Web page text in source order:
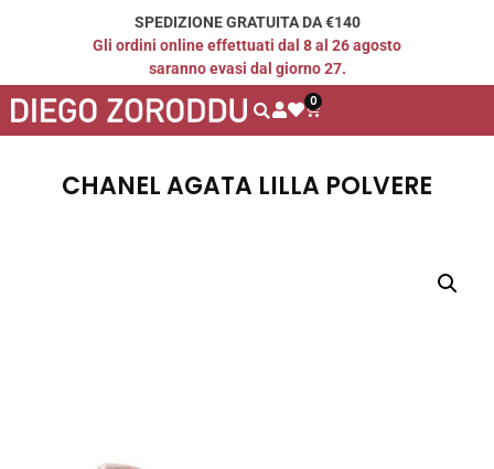
SPEDIZIONE GRATUITA DA €140
Gli ordini online effettuati dal 8 al 26 agosto
saranno evasi dal giorno 27.
0
CHANEL AGATA LILLA POLVERE